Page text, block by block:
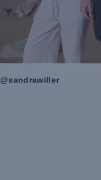
@sandrawiller